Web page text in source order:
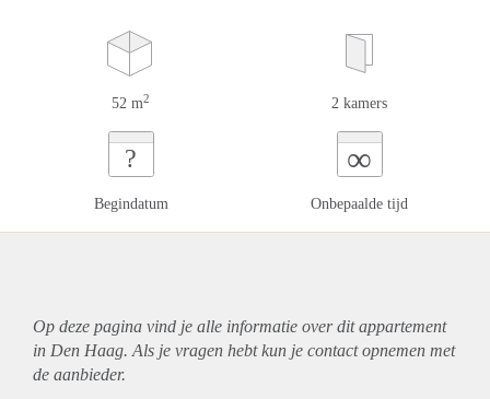
52 m2 2 kamers
?
Begindatum
∞
Onbepaalde tijd
Op deze pagina vind je alle informatie over ditappartement
in Den Haag. Als je vragen hebt kun je contact opnemen met
de aanbieder.